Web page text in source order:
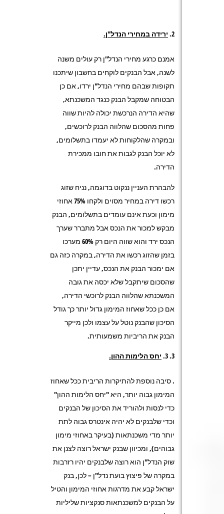
ירידה במחירי הנדל"ן.
אמנם כרגע מחירי הנדל"ן רק עולים משנה
לשנה, אבל הבנקים לוקחים בחשבון שיתכנו
תקופות שבהם מחירי הנדל"ן ירדו, אם כן
הבטוחה שמקבל הבנק כנגד המשכנתא,
שהיא הדירה הנרכשת יכולה להיות שווה
פחות מהסכום שהלווה הבנק לרוכשים,
ובמקרה שהלקוחות לא יעמדו בתשלומים,
לא יוכל הבנק לגבות את חובו ממכירת
הדירה.
להבהרת העניין ננקוט בדוגמה, נניח שזוג
רכשו דירה במחיר מסוים ולקחו 75% אחוזי
מימון וכעת אינם עומדים בתשלומים, הבנק
מבקש למכור את הנכס אבל מתברר שערך
הנכס ירד והוא שווה היום רק 60% מערכו
בזמן שהזוג רכשו את הדירה, במקרה כזה גם
אם ימכור הבנק את הנכס, עדיין יתכן
שהסכום שיתקבל שלא יכסה את גובה
המשכנתא שהלווה הבנק לרוכשי הדירה,
אם כן ככל שאחוז המימון גדול יותר כך גודל
הסיכון שהבנק נוטל על עצמו ולכן מייקר
הבנק את הריביות משמעותית.
3
. יחס הלימות ההון.
. סיבה נוספת להתיקרות הריבית ככל שאחוז
המימון גבוה יותר, היא "יחס הלימות ההון"
כדי לנסות ולהוריד את הסיכון של הבנקים
וכדי שלבנקים לא יהיה אינטרס גבוה לתת
יותר מדי משכנתאות (בעיקר באחוזי מימון
גבוהים), ומכיוון שבנק ישראל רוצה לצנן את
שוק הנדל"ן הוא רוצה שלבנקים יהיו רזרבות
במקרה של פיצוץ בועת נדל"ן – לכן, בנק
ישראל קבע את מדרגות אחוזי המימון והטיל
על הבנקים למשכנתאות סנקציות שליליות